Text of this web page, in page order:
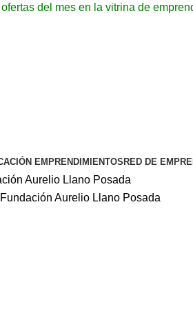
del mes en la vitrina de
EMPRENDIMIENTOS RED DE